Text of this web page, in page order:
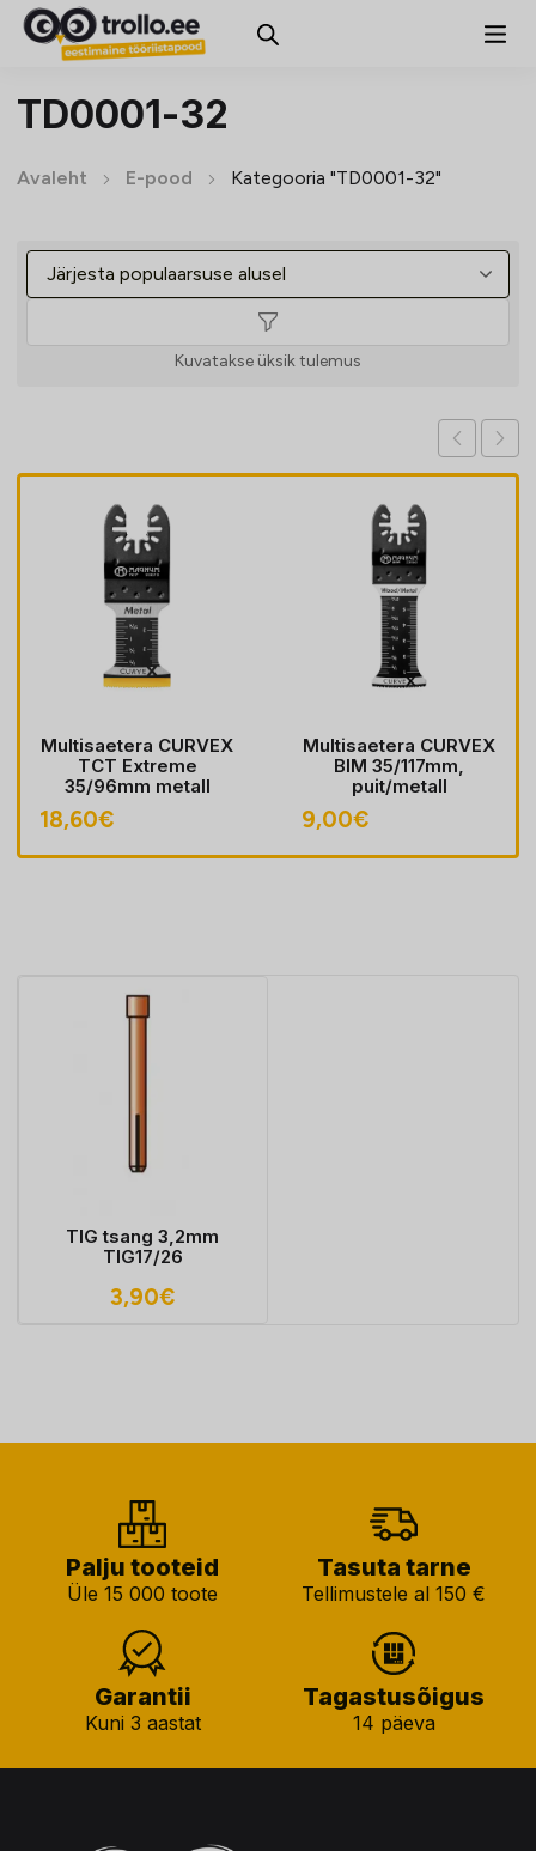
TD0001-32
Avaleht E-pood Kategooria "TD0001-32"
Kuvatakse üksik tulemus
Multisaetera CURVEX
TCT Extreme
35/96mm metall
18,60€
Multisaetera CURVEX
BIM 35/117mm,
puit/metall
9,00€
TIG tsang 3,2mm
TIG17/26
3,90€
Palju tooteid
Üle 15 000 toote
Tasuta tarne
Tellimustele al 150 €
Garantii
Kuni 3 aastat
Tagastusõigus
14 päeva